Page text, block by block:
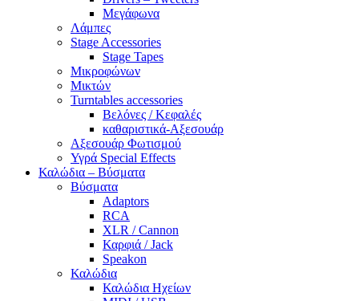
Μεγάφωνα
Λάμπες
Stage Accessories
Stage Tapes
Μικροφώνων
Μικτών
Turntables accessories
Βελόνες / Κεφαλές
καθαριστικά-Αξεσουάρ
Αξεσουάρ Φωτισμού
Υγρά Special Effects
Καλώδια – Βύσματα
Βύσματα
Adaptors
RCA
XLR / Cannon
Καρφιά / Jack
Speakon
Καλώδια
Καλώδια Ηχείων